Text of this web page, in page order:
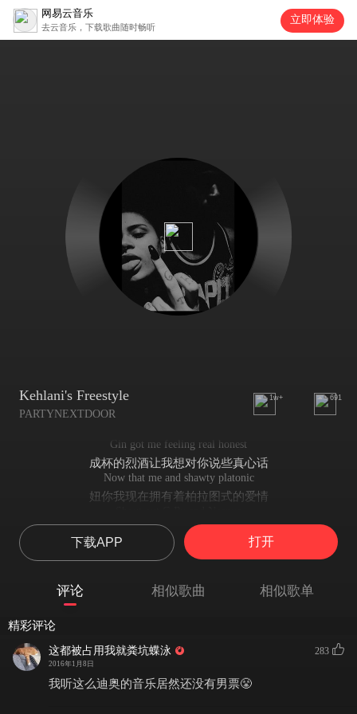
网易云音乐
去云音乐，下载歌曲随时畅听
立即体验
Kehlani's Freestyle
PARTYNEXTDOOR
1w+ 691
Gin got me feeling real honest
成杯的烈酒让我想对你说些真心话
Now that me and shawty platonic
妞你我现在拥有着柏拉图式的爱情
名声大噪的我会向G Ry和Neenyo公开表示感谢
Smoke just a little bit, drank just a little bit
少抽点吧 少喝点吧
我已不像以前那样嗜酒
Life taught you new things
Now you wanna do things
下载APP 打开
评论 相似歌曲 相似歌单
精彩评论
这都被占用我就粪坑蝶泳
2016年1月8日
283
我听这么迪奥的音乐居然还没有男票😤